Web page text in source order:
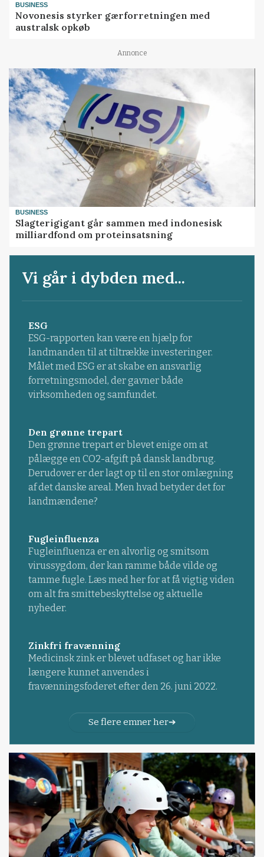
BUSINESS
Novonesis styrker gærforretningen med
australsk opkøb
Annonce
BUSINESS
Slagterigigant går sammen med indonesisk
milliardfond om proteinsatsning
Vi går i dybden med...
ESG
ESG-rapporten kan være en hjælp for
landmanden til at tiltrække investeringer.
Målet med ESG er at skabe en ansvarlig
forretningsmodel, der gavner både
virksomheden og samfundet.
Den grønne trepart
Den grønne trepart er blevet enige om at
pålægge en CO2-afgift på dansk landbrug.
Derudover er der lagt op til en stor omlægning
af det danske areal. Men hvad betyder det for
landmændene?
Fugleinfluenza
Fugleinfluenza er en alvorlig og smitsom
virussygdom, der kan ramme både vilde og
tamme fugle. Læs med her for at få vigtig viden
om alt fra smittebeskyttelse og aktuelle
nyheder.
Zinkfri fravænning
Medicinsk zink er blevet udfaset og har ikke
længere kunnet anvendes i
fravænningsfoderet efter den 26. juni 2022.
Se flere emner her